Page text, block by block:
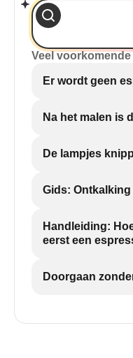
Veel
Er wordt geen
Na het malen is
De lampjes
Gids: Ontkalking
Handleiding:
eerst een
Doorgaan